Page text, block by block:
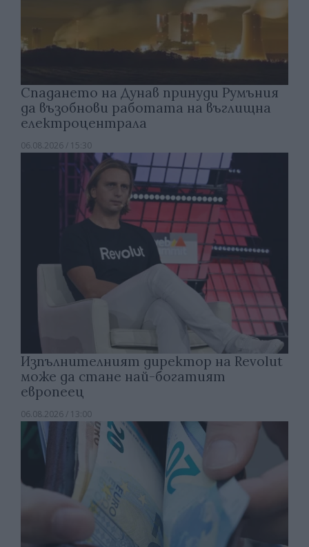
Спадането на Дунав принуди Румъния
да възобнови работата на въглищна
електроцентрала
06.08.2026 / 15:30
Изпълнителният директор на Revolut
може да стане най-богатият
европеец
06.08.2026 / 13:00